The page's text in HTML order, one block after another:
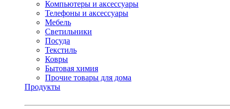
Компьютеры и аксессуары
Телефоны и аксессуары
Мебель
Светильники
Посуда
Текстиль
Ковры
Бытовая химия
Прочие товары для дома
Продукты